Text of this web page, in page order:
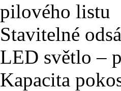
pilového listu
Stavitelné
LED světlo –
Kapacita